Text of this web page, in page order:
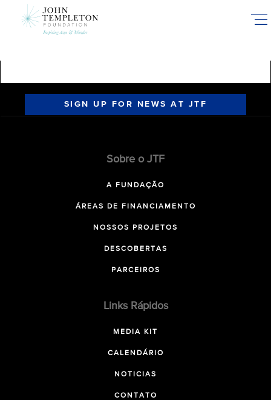
SIGN UP FOR NEWS AT JTF
Sobre o JTF
A FUNDAÇÃO
ÁREAS DE FINANCIAMENTO
NOSSOS PROJETOS
DESCOBERTAS
PARCEIROS
Links Rápidos
MEDIA KIT
CALENDÁRIO
NOTICIAS
CONTATO